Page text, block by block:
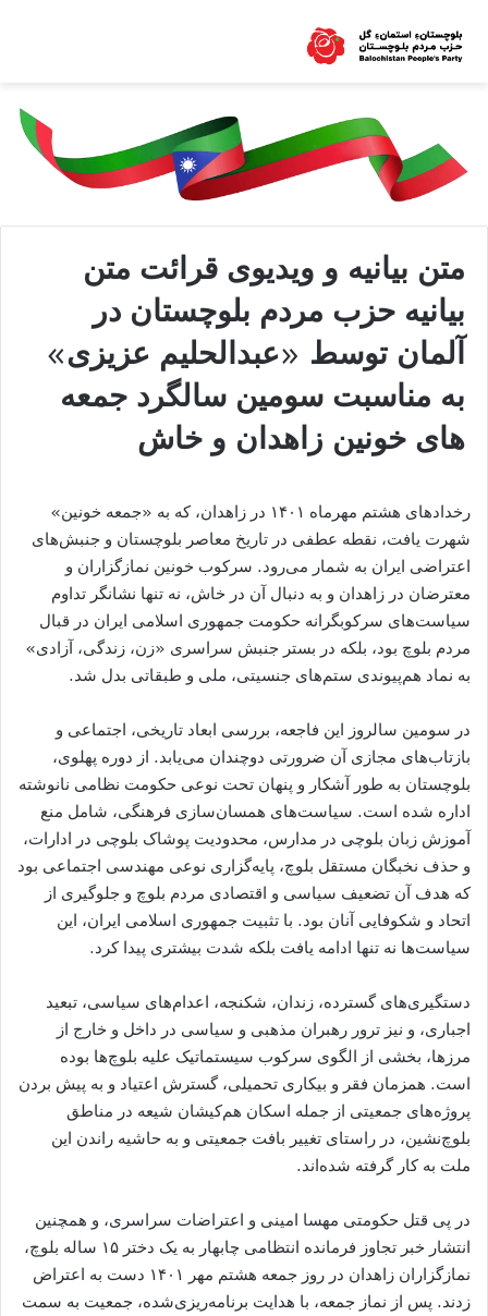
متن بیانیه و ویدیوی قرائت متن
بیانیه حزب مردم بلوچستان در
آلمان توسط «عبدالحلیم عزیزی»
به مناسبت سومین سالگرد جمعه
های خونین زاهدان و خاش
رخدادهای هشتم مهرماه ۱۴۰۱ در زاهدان، که به «جمعه خونین»
شهرت یافت، نقطه عطفی در تاریخ معاصر بلوچستان و جنبش‌های
اعتراضی ایران به شمار می‌رود. سرکوب خونین نمازگزاران و
معترضان در زاهدان و به ‌دنبال آن در خاش، نه تنها نشانگر تداوم
سیاست‌های سرکوبگرانه حکومت جمهوری اسلامی ایران در قبال
مردم بلوچ بود، بلکه در بستر جنبش سراسری «زن، زندگی، آزادی»
به نماد هم‌پیوندی ستم‌های جنسیتی، ملی و طبقاتی بدل شد.
در سومین سالروز این فاجعه، بررسی ابعاد تاریخی، اجتماعی و
بازتاب‌های مجازی آن ضرورتی دوچندان می‌یابد. از دوره پهلوی،
بلوچستان به ‌طور آشکار و پنهان تحت نوعی حکومت نظامی نانوشته
اداره شده است. سیاست‌های همسان‌سازی فرهنگی، شامل منع
آموزش زبان بلوچی در مدارس، محدودیت پوشاک بلوچی در ادارات،
و حذف نخبگان مستقل بلوچ، پایه‌گزاری نوعی مهندسی اجتماعی بود
که هدف آن تضعیف سیاسی و اقتصادی مردم بلوچ‌ و جلوگیری از
اتحاد و شکوفایی آنان بود. با تثبیت جمهوری اسلامی ایران، این
سیاست‌ها نه تنها ادامه یافت بلکه شدت بیشتری پیدا کرد.
دستگیری‌های گسترده، زندان، شکنجه، اعدام‌های سیاسی، تبعید
اجباری، و نیز ترور رهبران مذهبی و سیاسی در داخل و خارج از
مرزها، بخشی از الگوی سرکوب سیستماتیک علیه بلوچ‌ها بوده
است. همزمان فقر و بیکاری تحمیلی، گسترش اعتیاد و به پیش بردن
پروژه‌های جمعیتی از جمله اسکان هم‌کیشان شیعه در مناطق
بلوچ‌نشین، در راستای تغییر بافت جمعیتی و به حاشیه ‌راندن این
ملت به کار گرفته شده‌اند.
در پی قتل حکومتی مهسا امینی و اعتراضات سراسری، و همچنین
انتشار خبر تجاوز فرمانده انتظامی چابهار به یک دختر ۱۵ ساله بلوچ،
نمازگزاران زاهدان در روز جمعه هشتم مهر ۱۴۰۱ دست به اعتراض
زدند. پس از نماز جمعه، با هدایت برنامه‌ریزی‌شده، جمعیت به سمت